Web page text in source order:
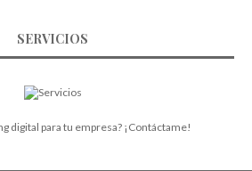
SERVICIOS
digital para tu empresa? ¡Contáctame!